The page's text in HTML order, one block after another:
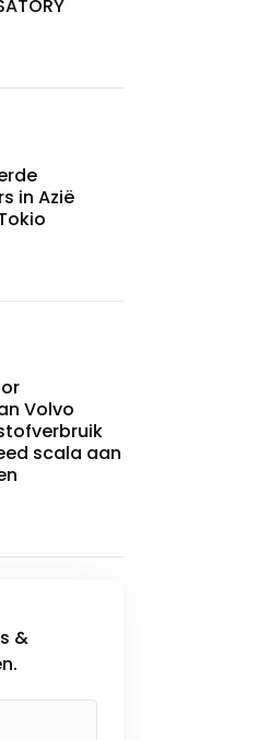
in Azië
Volvo
scala aan
&